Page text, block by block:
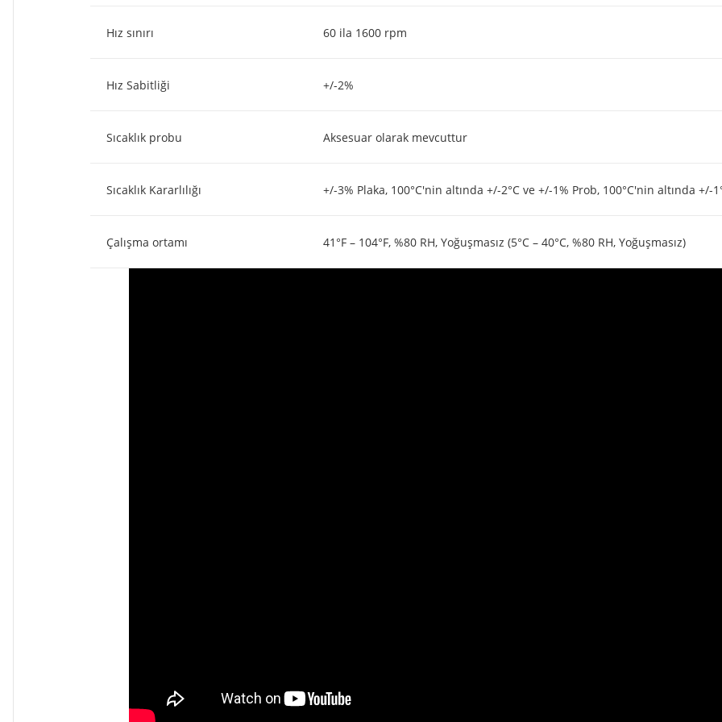
Hız sınırı 60 ila 1600 rpm
Hız Sabitliği +/-2%
Sıcaklık probu Aksesuar olarak mevcuttur
Sıcaklık Kararlılığı +/-3% Plaka, 100°C'nin altında +/-2°C ve +/-1% Prob, 100°C'nin altında +/-
Çalışma ortamı 41°F – 104°F, %80 RH, Yoğuşmasız (5°C – 40°C, %80 RH, Yoğuşmasız)